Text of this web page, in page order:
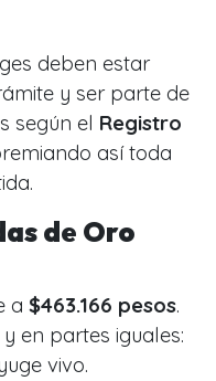
deben estar
y ser parte de
según el Registro
así toda
de Oro
a $463.166 pesos.
y en partes iguales:
vivo.